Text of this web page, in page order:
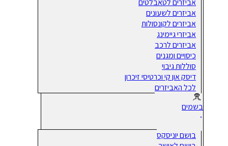
אביזרים לטאבלטים
אביזרים לשעונים
אביזרים לקונסולות
אביזרי גיימינג
אביזרים לרכב
כיסויים ומגנים
סוללות גיבוי
דיסק און קי וכרטיסי זיכרון
לכל האביזרים
בשמים
בושם יוניסקס